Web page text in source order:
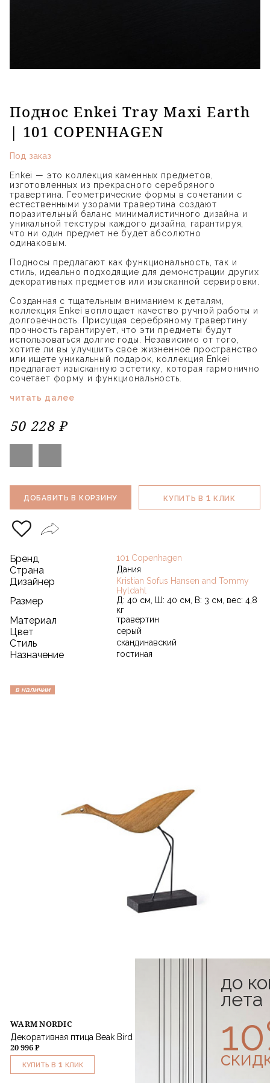
Поднос Enkei Tray Maxi Earth
| 101 COPENHAGEN
Под заказ
Enkei — это коллекция каменных предметов,
изготовленных из прекрасного серебряного
травертина. Геометрические формы в сочетании с
естественными узорами травертина создают
поразительный баланс минималистичного дизайна и
уникальной текстуры каждого дизайна, гарантируя,
что ни один предмет не будет абсолютно
одинаковым.
Подносы предлагают как функциональность, так и
стиль, идеально подходящие для демонстрации других
декоративных предметов или изысканной сервировки.
Созданная с тщательным вниманием к деталям,
коллекция Enkei воплощает качество ручной работы и
долговечность. Присущая серебряному травертину
прочность гарантирует, что эти предметы будут
использоваться долгие годы. Независимо от того,
хотите ли вы улучшить свое жизненное пространство
или ищете уникальный подарок, коллекция Enkei
предлагает изысканную эстетику, которая гармонично
сочетает форму и функциональность.
читать далее
50 228 ₽
ДОБАВИТЬ В КОРЗИНУ КУПИТЬ В 1 КЛИК
Бренд 101 Copenhagen
Страна Дания
Дизайнер
Kristian Sofus Hansen and Tommy
Hyldahl
Размер
Д: 40 см, Ш: 40 см, В: 3 см, вес: 4,8
кг
Материал травертин
Цвет серый
Стиль скандинавский
Назначение гостиная
в наличии
WARM NORDIC
Декоративная птица Beak Bird Low Heron Oiled Oak
20 996 ₽
КУПИТЬ В 1 КЛИК
до
лета